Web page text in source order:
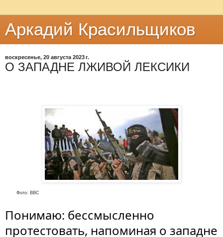
Аркадий Красильщиков
воскресенье, 20 августа 2023 г.
О ЗАПАДНЕ ЛЖИВОЙ ЛЕКСИКИ
Фото: ВВС
Понимаю: бессмысленно
протестовать, напоминая о западне